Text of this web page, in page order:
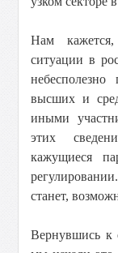
Нам
ситуации в
небесполезно
высших и
иными
этих
кажущиеся
станет,
Вернувшись к